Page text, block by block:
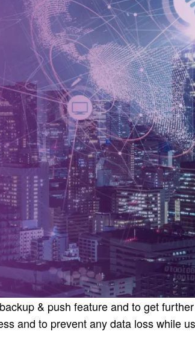
& push feature and to get
and to prevent any data loss while